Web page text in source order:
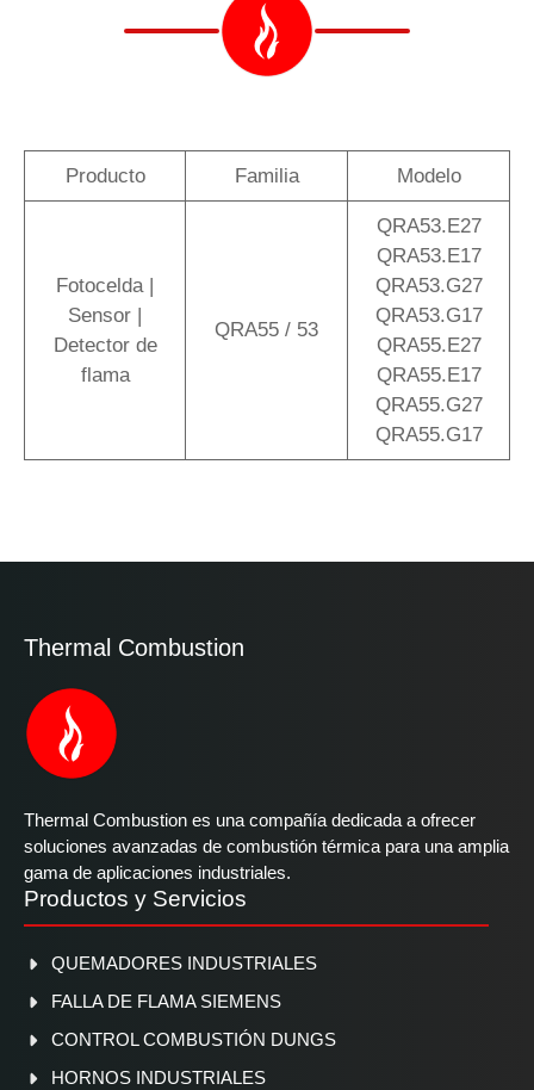
Producto Familia Modelo
Fotocelda |
Sensor |
Detector de
flama
QRA55 / 53
QRA53.E27
QRA53.E17
QRA53.G27
QRA53.G17
QRA55.E27
QRA55.E17
QRA55.G27
QRA55.G17
Thermal Combustion
Thermal Combustion es una compañía dedicada a ofrecer
soluciones avanzadas de combustión térmica para una amplia
gama de aplicaciones industriales.
Productos y Servicios
QUEMADORES INDUSTRIALES
FALLA DE FLAMA SIEMENS
CONTROL COMBUSTIÓN DUNGS
HORNOS INDUSTRIALES